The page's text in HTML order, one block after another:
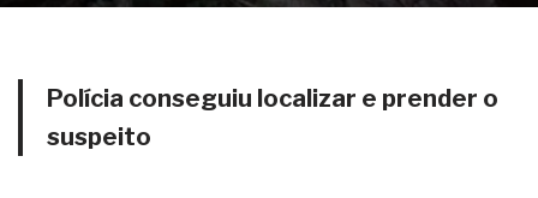
Polícia conseguiu localizar e prender o
suspeito